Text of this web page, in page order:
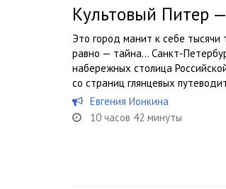
Культовый Питер
Это город манит к себе тысячи
равно — тайна… Санкт-
набережных столица
со страниц глянцевых
Евгения Ионкина
10 часов 42 минуты